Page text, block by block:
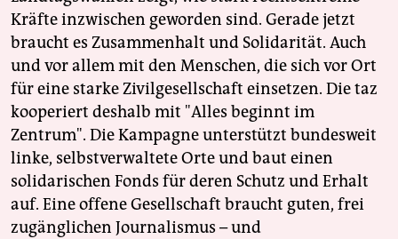
Kräfte inzwischen geworden sind. Gerade jetzt
braucht es Zusammenhalt und Solidarität. Auch
und vor allem mit den Menschen, die sich vor Ort
für eine starke Zivilgesellschaft einsetzen. Die taz
kooperiert deshalb mit "Alles beginnt im
Zentrum". Die Kampagne unterstützt bundesweit
linke, selbstverwaltete Orte und baut einen
solidarischen Fonds für deren Schutz und Erhalt
auf. Eine offene Gesellschaft braucht guten, frei
zugänglichen Journalismus – und